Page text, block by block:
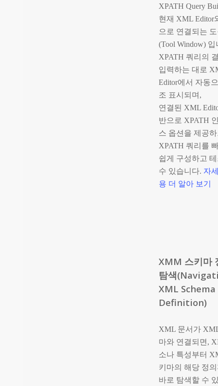
XPATH Query
현재 XML Editor
으로 연결되는
(Tool Window) 입
XPATH 쿼리의
입력하는 대로
Editor에서 자동
조 표시되며,
연결된 XML
반으로 XPATH
스 옵션을 제공
XPATH 쿼리를
쉽게 구성하고
수 있습니다. 자
용 더 알아 보기
XMM 스키마
탐색
XML Schema
Definition)
XML 문서가
마와 연결되면,
소나 특성부터
키마의 해당 정
바로 탐색할 수